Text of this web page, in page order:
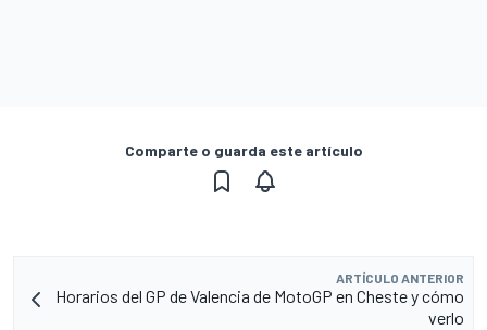
Comparte o guarda este artículo
ARTÍCULO ANTERIOR
Horarios del GP de Valencia de MotoGP en Cheste y cómo
verlo